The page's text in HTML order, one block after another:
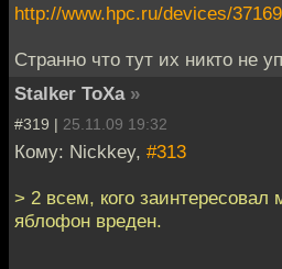
http://www.hpc.ru/devices/37169
Странно что тут их никто не
Stalker ToXa »
#319 | 25.11.09 19:32
Кому: Nickkey, #313
> 2 всем, кого заинтересовал
яблофон вреден.